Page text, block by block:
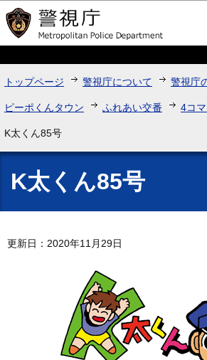
このページの本文へ
トップページ 警視庁について 警視庁
ピーポくんタウン ふれあい交番 4コ
K太くん85号
K太くん85号
更新日：2020年11月29日